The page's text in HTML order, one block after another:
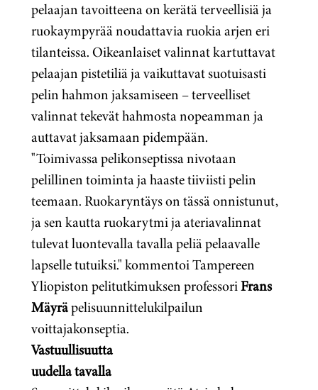
pelaajan tavoitteena on kerätä terveellisiä ja
ruokaympyrää noudattavia ruokia arjen eri
tilanteissa. Oikeanlaiset valinnat kartuttavat
pelaajan pistetiliä ja vaikuttavat suotuisasti
pelin hahmon jaksamiseen – terveelliset
valinnat tekevät hahmosta nopeamman ja
auttavat jaksamaan pidempään.
"Toimivassa pelikonseptissa nivotaan
pelillinen toiminta ja haaste tiiviisti pelin
teemaan. Ruokaryntäys on tässä onnistunut,
ja sen kautta ruokarytmi ja ateriavalinnat
tulevat luontevalla tavalla peliä pelaavalle
lapselle tutuiksi." kommentoi Tampereen
Yliopiston pelitutkimuksen professoriFrans
Mäyräpelisuunnittelukilpailun
voittajakonseptia.
Vastuullisuutta
uudella tavalla